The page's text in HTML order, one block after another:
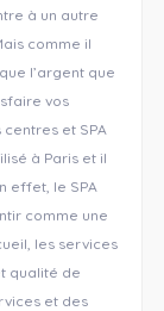
à un autre
comme il
l’argent que
vos
et SPA
à Paris et il
effet, le SPA
comme une
les services
qualité de
et des